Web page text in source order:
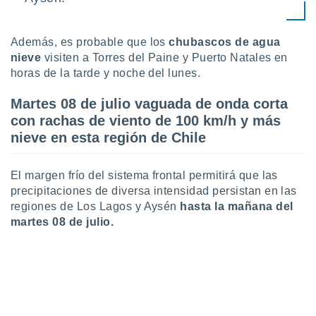
crear un
uso de
la
contenido
medir el
el
de
o a través
Además, es probable que loschubascos de agua
nieve visiten a Torres del Paine y Puerto Natales en
horas de la tarde y noche del lunes.
Martes 08 de julio vaguada de onda corta
con rachas de viento de 100 km/h y más
nieve en esta región de Chile
El margen frío del sistema frontal permitirá que las
precipitaciones de diversa intensidad persistan en las
regiones de Los Lagos y Aysén hasta la mañana del
martes 08 de julio.